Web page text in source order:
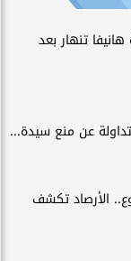
تنهار بعد
عن منع سيدة...
الأرصاد تكشف